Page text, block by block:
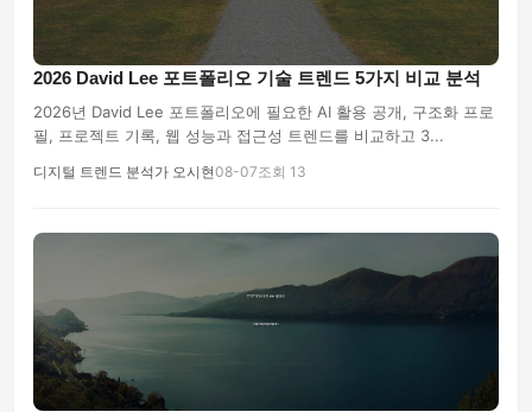
2026 David Lee 포트폴리오 기술 트렌드 5가지 비교 분석
2026년 David Lee 포트폴리오에 필요한 AI 활용 공개, 구조화 프로
필, 프로젝트 기록, 웹 성능과 접근성 트렌드를 비교하고 3...
디지털 트렌드 분석가 오시현08-07조회 13